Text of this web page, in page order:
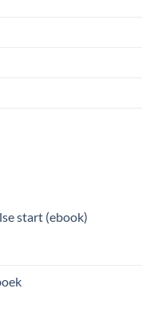
start (ebook)